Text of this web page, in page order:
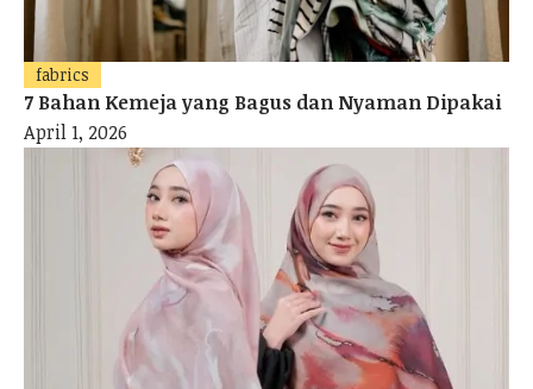
fabrics
7 Bahan Kemeja yang Bagus dan Nyaman Dipakai
April 1, 2026